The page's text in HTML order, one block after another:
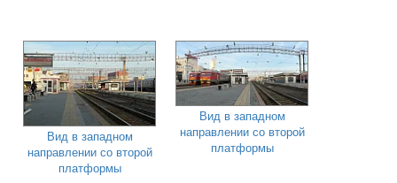
Вид в западном
направлении со второй
платформы
Вид в западном
направлении со второй
платформы